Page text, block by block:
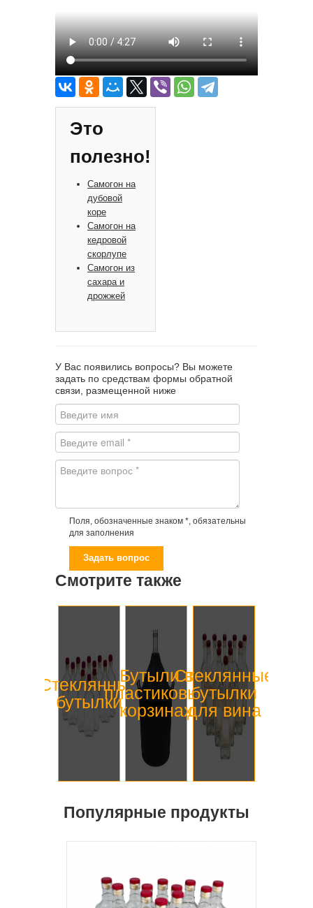
Это
полезно!
Самогон на
дубовой
коре
Самогон на
кедровой
скорлупе
Самогон из
сахара и
дрожжей
У Вас появились вопросы? Вы можете
задать по средствам формы обратной
связи, размещенной ниже
Поля, обозначенные знаком *, обязательны
для заполнения
Смотрите также
Стеклянные
бутылки
Бутыли в
пластиковых
корзинах
Стеклянные
бутылки
для вина
Популярные продукты